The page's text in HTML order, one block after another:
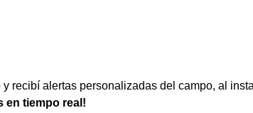
recibí alertas personalizadas del campo, al
en tiempo real!